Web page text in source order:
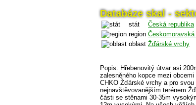
Databáze skal -
stát
Česká republika
region
oblast Žďárské vrchy
Popis: Hřebenovitý útvar asi
zalesněného kopce mezi
CHKO Žďárské vrchy a pro
nejnavštěvovanějším terénem
části se stěnami 30-35m